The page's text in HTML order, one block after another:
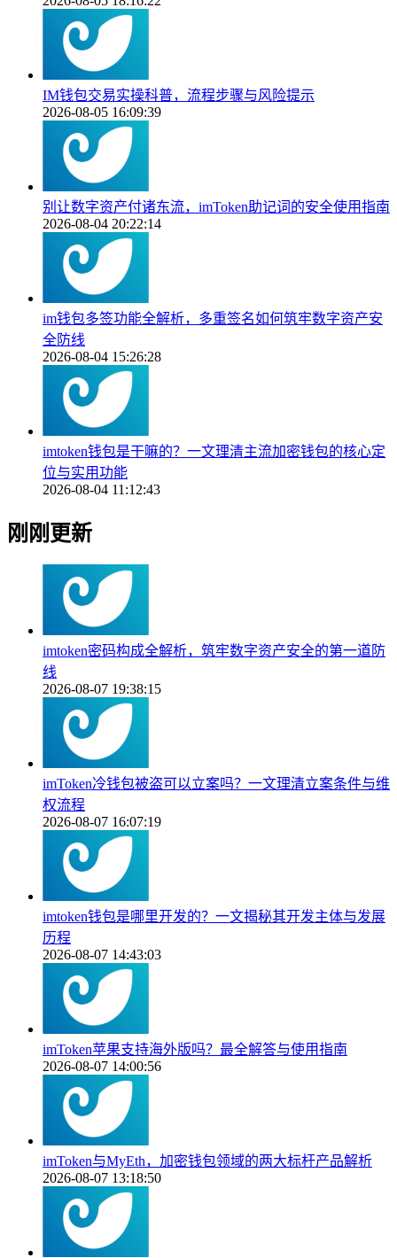
IM钱包交易实操科普，流程步骤与风险提示
2026-08-05 16:09:39
别让数字资产付诸东流，imToken助记词的安全使用指南
2026-08-04 20:22:14
im钱包多签功能全解析，多重签名如何筑牢数字资产安
全防线
2026-08-04 15:26:28
imtoken钱包是干嘛的？一文理清主流加密钱包的核心定
位与实用功能
2026-08-04 11:12:43
刚刚更新
imtoken密码构成全解析，筑牢数字资产安全的第一道防
线
2026-08-07 19:38:15
imToken冷钱包被盗可以立案吗？一文理清立案条件与维
权流程
2026-08-07 16:07:19
imtoken钱包是哪里开发的？一文揭秘其开发主体与发展
历程
2026-08-07 14:43:03
imToken苹果支持海外版吗？最全解答与使用指南
2026-08-07 14:00:56
imToken与MyEth，加密钱包领域的两大标杆产品解析
2026-08-07 13:18:50